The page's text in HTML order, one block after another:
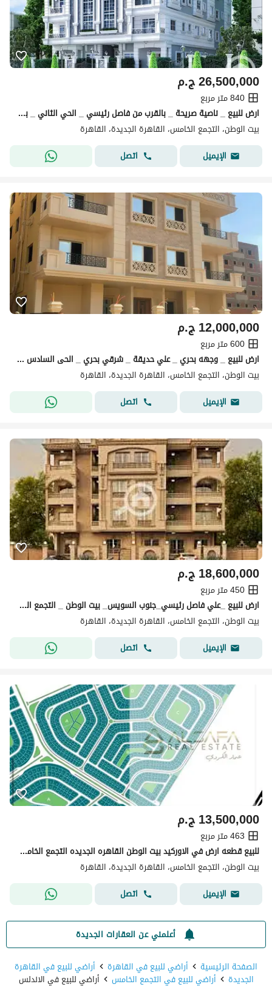
ج.م26,500,000
840 متر مربع
ارض للبيع _ ناصية صريحة _ بالقرب من فاصل رئيسي _ الحي الثاني _ بيت الوطن _ التجمع الخامس _ القاهرة الجديدة
بيت الوطن، التجمع الخامس، القاهرة الجديدة، القاهرة
الإيميل
اتصل
ج.م12,000,000
600 متر مربع
ارض للبيع _ وجهه بحري _ علي حديقة _ شرقي بحري _ الحى السادس _ بيت الوطن _ التجمع الخامس
بيت الوطن، التجمع الخامس، القاهرة الجديدة، القاهرة
الإيميل
اتصل
ج.م18,600,000
450 متر مربع
ارض للبيع _علي فاصل رئيسي_جنوب السويس_ بيت الوطن _ التجمع الخامس _ القاهرة الجديدة
بيت الوطن، التجمع الخامس، القاهرة الجديدة، القاهرة
الإيميل
اتصل
ج.م13,500,000
463 متر مربع
للبيع قطعه ارض في الاوركيد بيت الوطن القاهره الجديده التجمع الخامس 463متر خالصه الثمن تمييز دبل فيس جنينه مطلوب سعر لقطه لسرعه البيع
بيت الوطن، التجمع الخامس، القاهرة الجديدة، القاهرة
الإيميل
اتصل
أعلمني عن العقارات الجديدة
الصفحة الرئيسية
أراضي للبيع في القاهرة أراضي للبيع في القاهرة
الجديدة أراضي للبيع في التجمع الخامس أراضي للبيع في الاندلس